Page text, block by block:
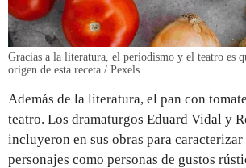
Gracias a la literatura, el periodismo y el teatro es
origen de esta receta / Pexels
Además de la literatura, el pan con
teatro. Los dramaturgos Eduard Vidal y
incluyeron en sus obras para caracterizar
personajes como personas de gustos